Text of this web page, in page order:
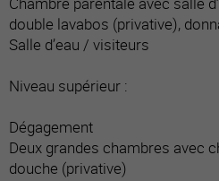
double lavabos (privative),
Salle d’eau / visiteurs
Niveau supérieur :
Dégagement
Deux grandes chambres avec
douche (privative)